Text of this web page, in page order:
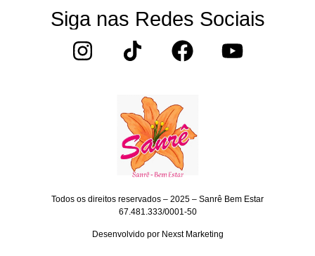
Siga nas Redes Sociais
Todos os direitos reservados – 2025 – Sanrê Bem Estar
67.481.333/0001-50
Desenvolvido por Nexst Marketing